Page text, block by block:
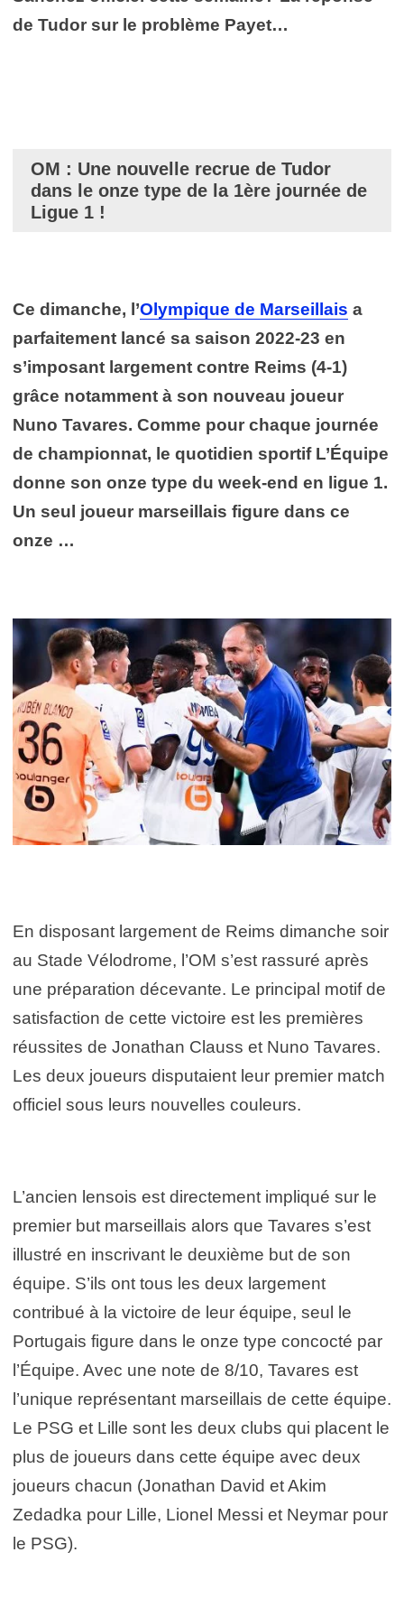
de Tudor sur le problème Payet…
OM : Une nouvelle recrue de Tudor
dans le onze type de la 1ère journée de
Ligue 1 !
Ce dimanche, l’Olympique de Marseillais a
parfaitement lancé sa saison 2022-23 en
s’imposant largement contre Reims (4-1)
grâce notamment à son nouveau joueur
Nuno Tavares. Comme pour chaque journée
de championnat, le quotidien sportif L’Équipe
donne son onze type du week-end en ligue 1.
Un seul joueur marseillais figure dans ce
onze …
En disposant largement de Reims dimanche soir
au Stade Vélodrome, l’OM s’est rassuré après
une préparation décevante. Le principal motif de
satisfaction de cette victoire est les premières
réussites de Jonathan Clauss et Nuno Tavares.
Les deux joueurs disputaient leur premier match
officiel sous leurs nouvelles couleurs.
L’ancien lensois est directement impliqué sur le
premier but marseillais alors que Tavares s’est
illustré en inscrivant le deuxième but de son
équipe. S’ils ont tous les deux largement
contribué à la victoire de leur équipe, seul le
Portugais figure dans le onze type concocté par
l’Équipe. Avec une note de 8/10, Tavares est
l’unique représentant marseillais de cette équipe.
Le PSG et Lille sont les deux clubs qui placent le
plus de joueurs dans cette équipe avec deux
joueurs chacun (Jonathan David et Akim
Zedadka pour Lille, Lionel Messi et Neymar pour
le PSG).